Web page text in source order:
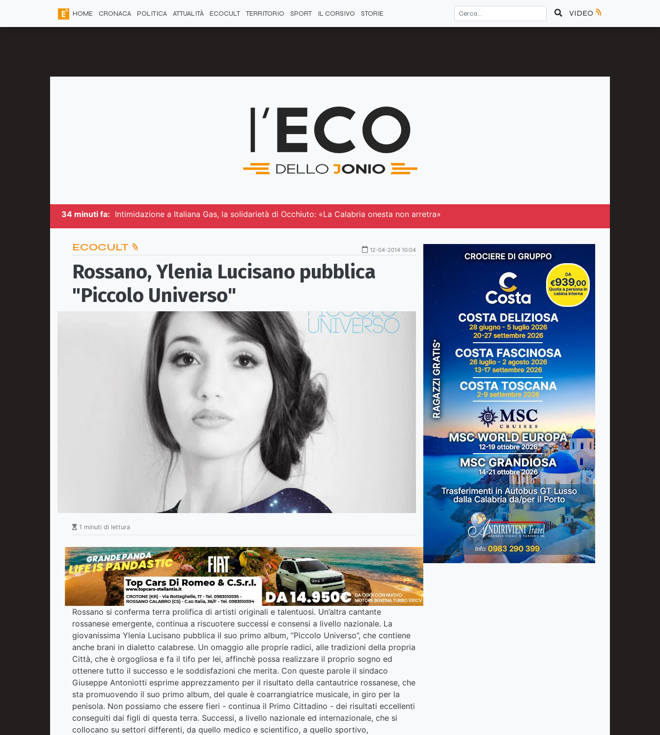
HOME CRONACA POLITICA ATTUALITÀ ECOCULT TERRITORIO SPORT IL CORSIVO STORIE VIDEO
34 minuti fa: Intimidazione a Italiana Gas, la solidarietà di Occhiuto: «La Calabria onesta non arretra»
ECOCULT 12-04-2014 10:04
Rossano, Ylenia Lucisano pubblica
"Piccolo Universo"
1 minuti di lettura
Rossano si conferma terra prolifica di artisti originali e talentuosi. Un’altra cantante
rossanese emergente, continua a riscuotere successi e consensi a livello nazionale. La
giovanissima Ylenia Lucisano pubblica il suo primo album, “Piccolo Universo”, che contiene
anche brani in dialetto calabrese. Un omaggio alle proprie radici, alle tradizioni della propria
Città, che è orgogliosa e fa il tifo per lei, affinchè possa realizzare il proprio sogno ed
ottenere tutto il successo e le soddisfazioni che merita. Con queste parole il sindaco
Giuseppe Antoniotti esprime apprezzamento per il risultato della cantautrice rossanese, che
sta promuovendo il suo primo album, del quale è coarrangiatrice musicale, in giro per la
penisola. Non possiamo che essere fieri - continua il Primo Cittadino - dei risultati eccellenti
conseguiti dai figli di questa terra. Successi, a livello nazionale ed internazionale, che si
collocano su settori differenti, da quello medico e scientifico, a quello sportivo,